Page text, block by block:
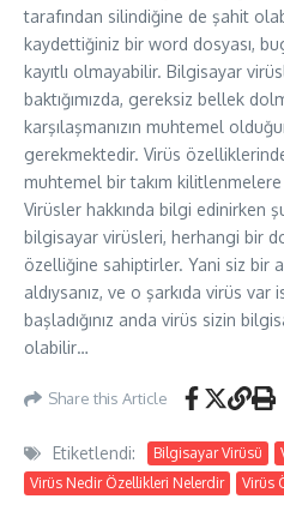
tarafından silindiğine de şahit
kaydettiğiniz bir word dosyası,
kayıtlı olmayabilir. Bilgisayar
baktığımızda, gereksiz bellek
karşılaşmanızın muhtemel
gerekmektedir. Virüs
muhtemel bir takım kilitlenmelere
Virüsler hakkında bilgi edinirken
bilgisayar virüsleri, herhangi bir
özelliğine sahiptirler. Yani siz bir
aldıysanız, ve o şarkıda virüs var
başladığınız anda virüs sizin
olabilir…
Share this Article
Etiketlendi: Bilgisayar Virüsü
Virüs Nedir Özellikleri Nelerdir
Virüs